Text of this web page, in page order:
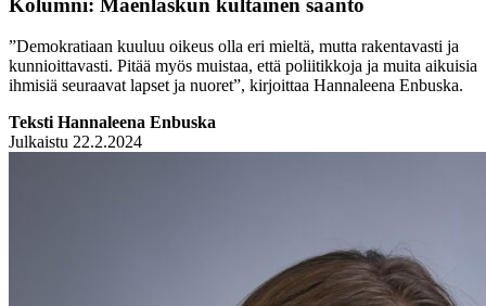
Kolumni: Mäenlaskun kultainen sääntö
”Demokratiaan kuuluu oikeus olla eri mieltä, mutta rakentavasti ja
kunnioittavasti. Pitää myös muistaa, että poliitikkoja ja muita aikuisia
ihmisiä seuraavat lapset ja nuoret”, kirjoittaa Hannaleena Enbuska.
Teksti Hannaleena Enbuska
Julkaistu 22.2.2024